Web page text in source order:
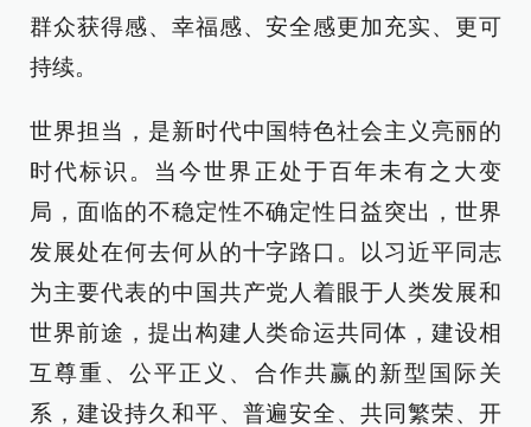
群众获得感、幸福感、安全感更加充实、更可
持续。
世界担当，是新时代中国特色社会主义亮丽的
时代标识。当今世界正处于百年未有之大变
局，面临的不稳定性不确定性日益突出，世界
发展处在何去何从的十字路口。以习近平同志
为主要代表的中国共产党人着眼于人类发展和
世界前途，提出构建人类命运共同体，建设相
互尊重、公平正义、合作共赢的新型国际关
系，建设持久和平、普遍安全、共同繁荣、开